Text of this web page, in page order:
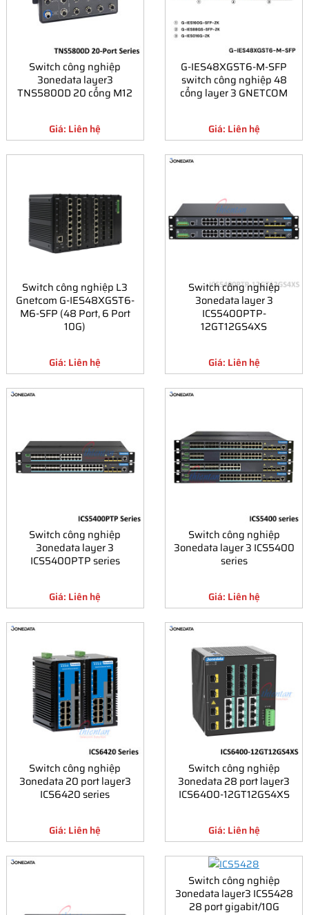
Switch công nghiệp
3onedata layer3
TNS5800D 20 cổng M12
Giá: Liên hệ
G-IES48XGST6-M-SFP
switch công nghiệp 48
cổng layer 3 GNETCOM
Giá: Liên hệ
Switch công nghiệp L3
Gnetcom G-IES48XGST6-
M6-SFP (48 Port, 6 Port
10G)
Giá: Liên hệ
Switch công nghiệp
3onedata layer 3
ICS5400PTP-
12GT12GS4XS
Giá: Liên hệ
Switch công nghiệp
3onedata layer 3
ICS5400PTP series
Giá: Liên hệ
Switch công nghiệp
3onedata layer 3 ICS5400
series
Giá: Liên hệ
Switch công nghiệp
3onedata 20 port layer3
ICS6420 series
Giá: Liên hệ
Switch công nghiệp
3onedata 28 port layer3
ICS6400-12GT12GS4XS
Giá: Liên hệ
Switch công nghiệp
3onedata layer3 ICS5428
28 port gigabit/10G